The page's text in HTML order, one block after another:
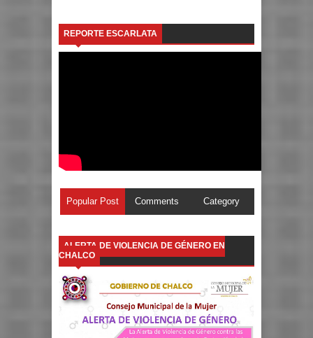
REPORTE ESCARLATA
Popular Post Comments Category
ALERTA DE VIOLENCIA DE GÉNERO EN
CHALCO